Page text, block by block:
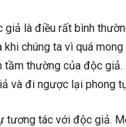
là điều rất bình
chúng ta vì quá
thường của độc
và đi ngược lại phong
tương tác với độc giả.